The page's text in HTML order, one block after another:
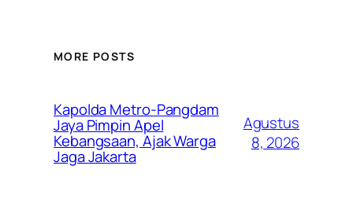
MORE POSTS
Kapolda Metro-Pangdam
Jaya Pimpin Apel
Kebangsaan, Ajak Warga
Jaga Jakarta
Agustus
8, 2026